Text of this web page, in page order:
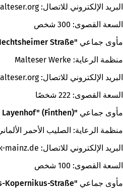
البريد الإلكتروني للاتصال:org
السعة القصوى: 300 شخص
مأوى جماعي "Hechtsheimer Straße" (فايزناو)
منظمة الرعاية: Malteser Werke
البريد الإلكتروني للاتصال:org
السعة القصوى: 222 شخصًا
مأوى جماعي "Layenhof" (Finthen)
منظمة الرعاية: الصليب الأحمر
البريد الإلكتروني للاتصال:
mainz de
السعة القصوى: 100 شخص
مأوى جماعي "Nikolaus-Kopernikus-Straße" (هيشتسهايم)